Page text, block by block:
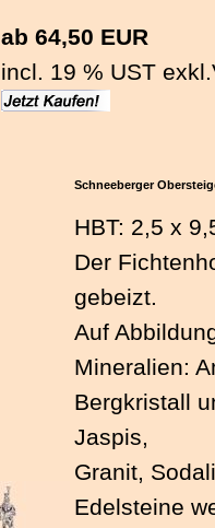
ab 64,50 EUR
incl. 19 % UST exkl.
Schneeberger
HBT: 2,5 x
Der
gebeizt.
Auf
Mineralien:
Bergkristall
Jaspis,
Granit,
Edelsteine